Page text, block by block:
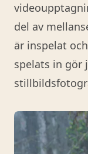
del av
är inspelat
spelats in gör